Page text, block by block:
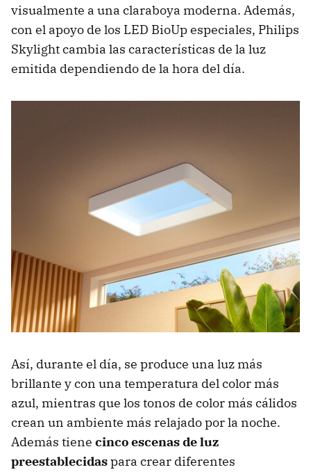
visualmente a una claraboya moderna. Además,
con el apoyo de los LED BioUp especiales, Philips
Skylight cambia las características de la luz
emitida dependiendo de la hora del día.
Así, durante el día, se produce una luz más
brillante y con una temperatura del color más
azul, mientras que los tonos de color más cálidos
crean un ambiente más relajado por la noche.
Además tiene cinco escenas de luz
preestablecidaspara crear diferentes